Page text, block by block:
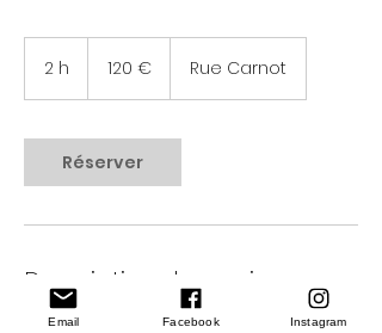
2 h 120 € Rue Carnot
Réserver
Description du service
Drain Révolution© est un massage
Email Facebook Instagram